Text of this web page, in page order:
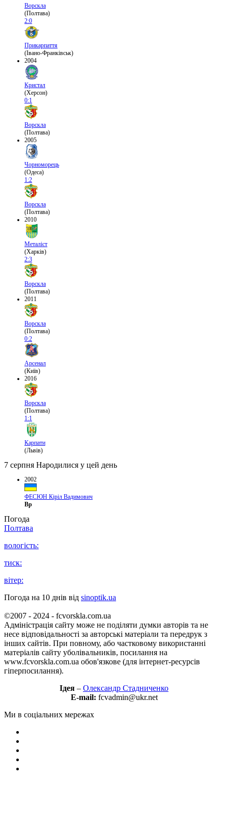
Ворскла
(Полтава)
2:0
Прикарпаття
(Івано-Франківськ)
2004
Кристал
(Херсон)
0:1
Ворскла
(Полтава)
2005
Чорноморець
(Одеса)
1:2
Ворскла
(Полтава)
2010
Металіст
(Харків)
2:3
Ворскла
(Полтава)
2011
Ворскла
(Полтава)
0:2
Арсенал
(Київ)
2016
Ворскла
(Полтава)
1:1
Карпати
(Львів)
7 серпня Народилися у цей день
2002
ФЕСЮН Кіріл Вадимович
Вр
Погода
Полтава
вологість:
тиск:
вітер:
Погода на 10 днів від sinoptik.ua
©2007 - 2024 - fcvorskla.com.ua
Адміністрація сайту може не поділяти думки авторів та не
несе відповідальності за авторські матеріали та передрук з
інших сайтів. При повному, або частковому використанні
матеріалів сайту уболівальників, посилання на
www.fcvorskla.com.ua обов'язкове (для інтернет-ресурсів
гіперпосилання).
Ідея – Олександр Стадниченко
E-mail: fcvadmin@ukr.net
Ми в соціальних мережах